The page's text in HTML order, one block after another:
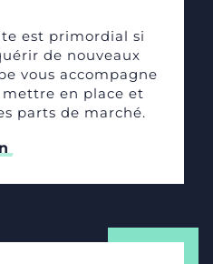
est primordial si
de nouveaux
vous accompagne
en place et
parts de marché.